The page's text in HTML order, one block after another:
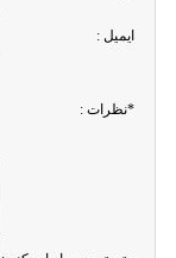
ايميل :
*نظرات :